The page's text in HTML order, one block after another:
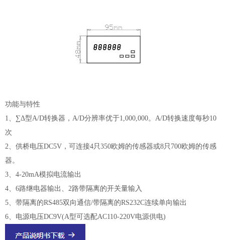
功能与特性
1、∑Δ型A/D转换器，A/D分辨率优于1,000,000。A/D转换速度每秒10
次
2、供桥电压DC5V，可连接4只350欧姆的传感器或8只700欧姆的传感
器。
3、4-20mA模拟电流输出
4、6路继电器输出、2路带隔离的开关量输入
5、带隔离的RS485双向通信/带隔离的RS232C连续单向输出
6、电源电压DC9V(A型可选配AC110-220V电源供电)